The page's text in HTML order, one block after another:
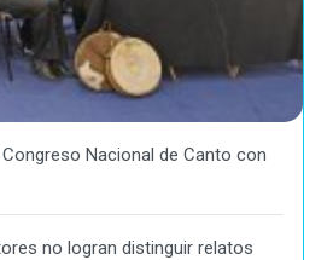
Nacional de Canto con
no logran distinguir relatos